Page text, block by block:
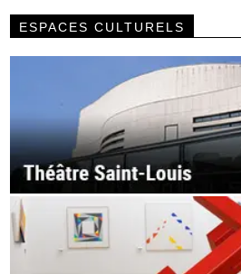
ESPACES CULTURELS